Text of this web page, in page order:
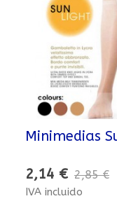
Minimedias
2,14 € 2,85 €
IVA incluido